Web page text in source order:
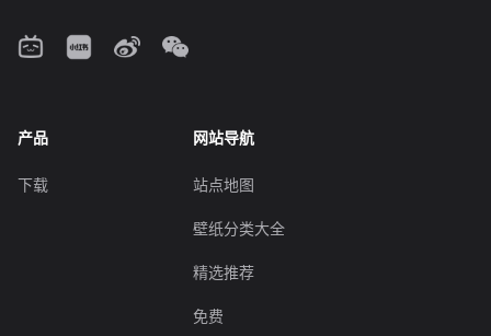
产品
下载
网站导航
站点地图
壁纸分类大全
精选推荐
免费